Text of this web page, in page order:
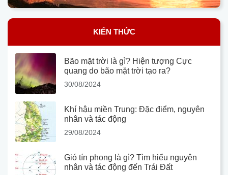
KIẾN THỨC
Bão mặt trời là gì? Hiện tượng Cực
quang do bão mặt trời tạo ra?
30/08/2024
Khí hậu miền Trung: Đặc điểm, nguyên
nhân và tác động
29/08/2024
Gió tín phong là gì? Tìm hiểu nguyên
nhân và tác động đến Trái Đất